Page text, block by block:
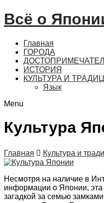
Всё о
Главная
ГОРОДА
ИСТОРИЯ
КУЛЬТУРА И
Язык
Menu
Культура
Главная  Культура и
Несмотря на наличие в
информации о Японии, эта
загадкой за семью